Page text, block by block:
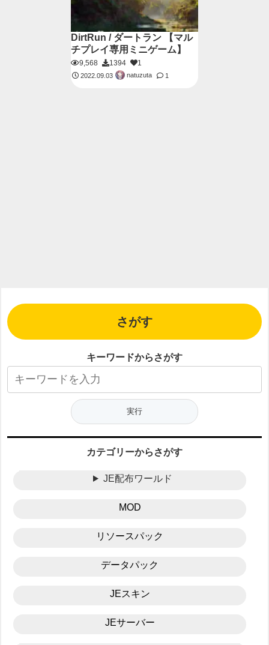
DirtRun / ダートラン 【マル
チプレイ専用ミニゲーム】
9,568 1394 1
2022.09.03 natuzuta 1
さがす
キーワードからさがす
カテゴリーからさがす
JE配布ワールド
MOD
リソースパック
データパック
JEスキン
JEサーバー